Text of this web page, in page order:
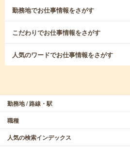
勤務地でお仕事情報をさがす
こだわりでお仕事情報をさがす
人気のワードでお仕事情報をさがす
勤務地 / 路線・駅
職種
人気の検索インデックス